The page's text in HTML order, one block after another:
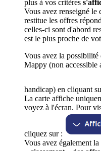
plus à vos critères
Vous avez renseigné
restitue les offres
celles-ci sont d'abord
est le plus proche de
Vous avez la
Mappy (non accessible
handicap) en cliquant
La carte affiche
voyez à l'écran. Pour
cliquez sur :
Vous avez également